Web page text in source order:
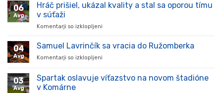
06
Avg
Hráč prišiel, ukázal kvality a stal sa oporou tímu
v súťaži
Komentarji so izklopljeni
prišiel,
stal
04
Avg
Samuel Lavrinčík sa vracia do Ružomberka
Komentarji so izklopljeni
Lavrinčík
03
Avg
Spartak oslavuje víťazstvo na novom štadióne
v Komárne